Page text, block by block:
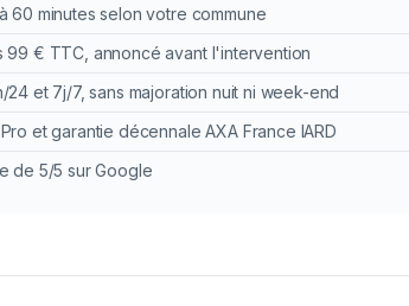
60 minutes selon votre commune
99 € TTC, annoncé avant l'intervention
24 et 7j/7, sans majoration nuit ni week-end
et garantie décennale AXA France IARD
de 5/5 sur Google